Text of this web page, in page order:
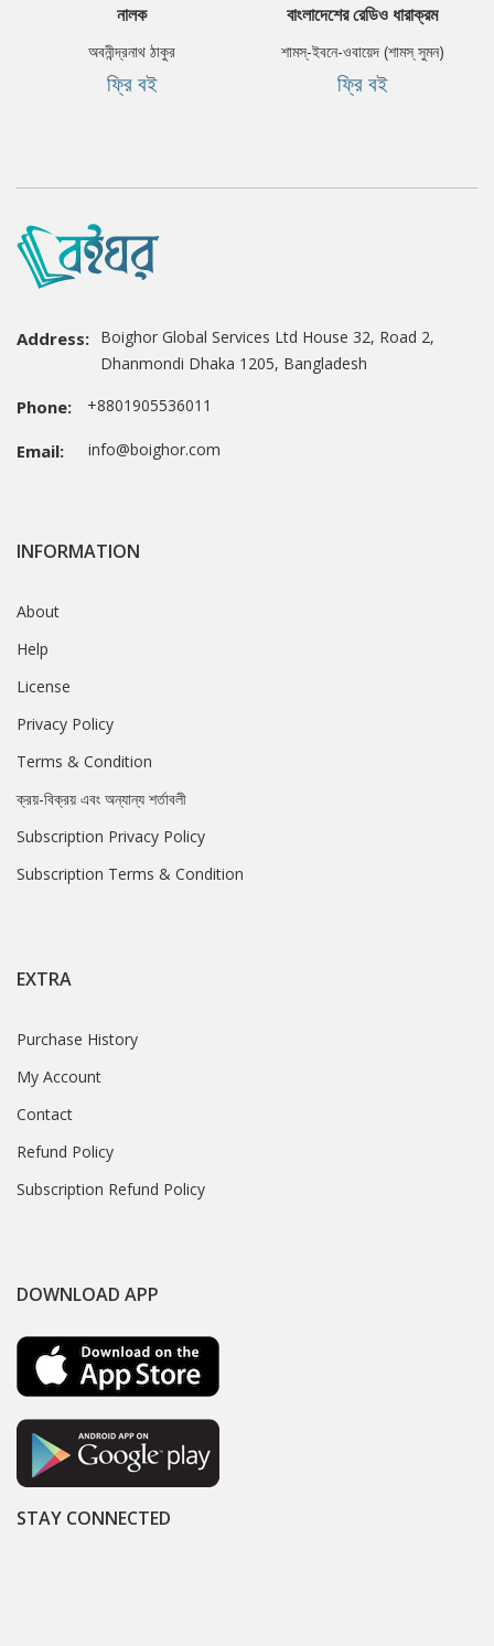
নালক
অবনীন্দ্রনাথ ঠাকুর
ফ্রি বই
বাংলাদেশের রেডিও ধারাক্রম
শামস্-ইবনে-ওবায়েদ (শামস্ সুমন)
ফ্রি বই
Address: Boighor Global Services Ltd House 32, Road 2,
Dhanmondi Dhaka 1205, Bangladesh
Phone: +8801905536011
Email: info@boighor.com
INFORMATION
About
Help
License
Privacy Policy
Terms & Condition
ক্রয়-বিক্রয় এবং অন্যান্য শর্তাবলী
Subscription Privacy Policy
Subscription Terms & Condition
EXTRA
Purchase History
My Account
Contact
Refund Policy
Subscription Refund Policy
DOWNLOAD APP
STAY CONNECTED